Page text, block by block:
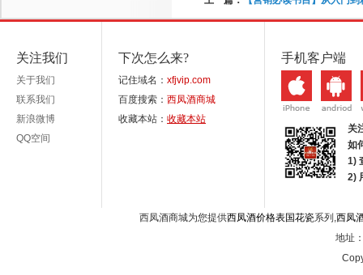
关注我们
关于我们
联系我们
新浪微博
QQ空间
下次怎么来?
记住域名： xfjvip.com
百度搜索： 西凤酒商城
收藏本站： 收藏本站
手机客户端
关
如
1)
2)
西凤酒商城为您提供西凤酒价格表国花瓷系列,西凤
地址